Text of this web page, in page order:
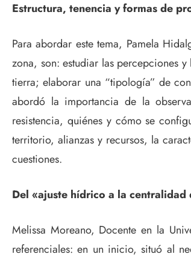
Estructura, tenencia y formas de
Para abordar este tema, Pamela
zona, son: estudiar las percepciones
tierra; elaborar una “tipología” de
abordó la importancia de la
resistencia, quiénes y cómo se
territorio, alianzas y recursos, la
cuestiones.
Del «ajuste hídrico a la centralidad
Melissa Moreano, Docente en la
referenciales: en un inicio, situó al